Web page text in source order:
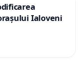
Ialoveni